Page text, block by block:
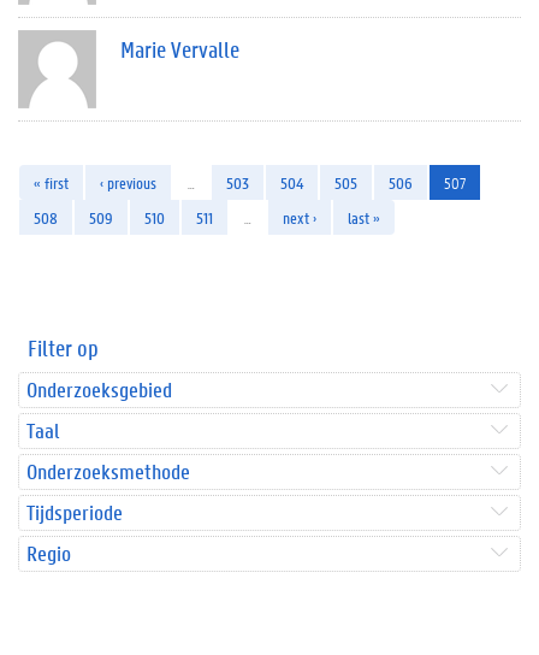
Marie Vervalle
« first ‹ previous 503 504 505 506
507
508
509 510 511 next › last »
Filter op
Onderzoeksgebied
Taal
Onderzoeksmethode
Tijdsperiode
Regio